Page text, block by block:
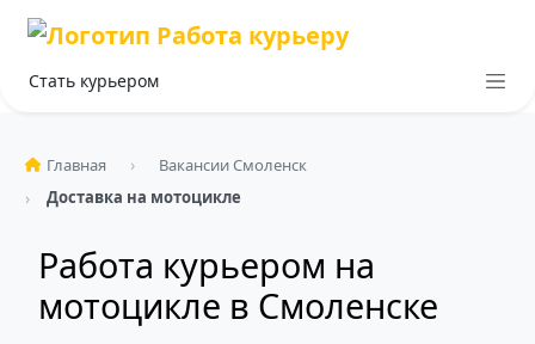
Стать курьером
Главная
Вакансии Смоленск
Доставка на мотоцикле
Работа курьером на
мотоцикле в Смоленске